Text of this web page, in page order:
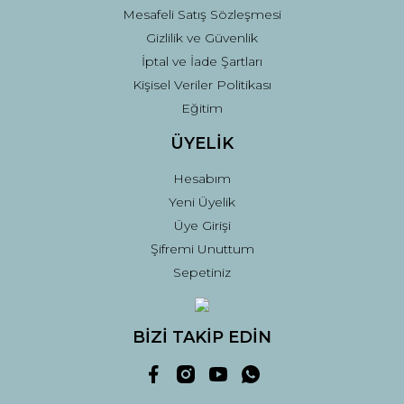
Mesafeli Satış Sözleşmesi
Gizlilik ve Güvenlik
İptal ve İade Şartları
Kişisel Veriler Politikası
Eğitim
ÜYELİK
Hesabım
Yeni Üyelik
Üye Girişi
Şifremi Unuttum
Sepetiniz
BİZİ TAKİP EDİN